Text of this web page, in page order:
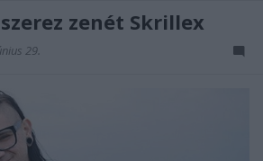
zenét Skrillex
29.